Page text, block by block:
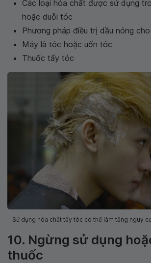
Các loại hóa chất được sử dụng
hoặc duỗi tóc
Phương pháp điều trị dầu nóng
Máy là tóc hoặc uốn tóc
Thuốc tẩy tóc
Sử dụng hóa chất tẩy tóc có thể làm tăng nguy
10. Ngừng sử dụng
thuốc